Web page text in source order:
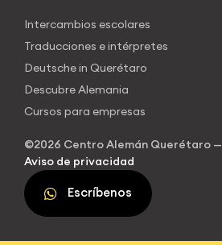
Intercambios escolares
Traducciones e intérpretes
Deutsche in Querétaro
Descubre Alemania
Cursos para empresas
©2026 Centro Alemán Querétaro —
Aviso de privacidad
Escríbenos